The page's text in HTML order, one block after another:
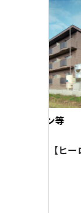
2014年竣工
ーマンション】